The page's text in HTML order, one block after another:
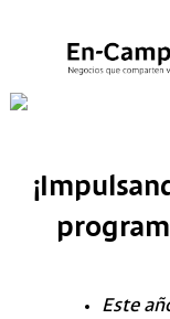
contenido
Este